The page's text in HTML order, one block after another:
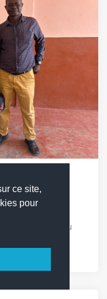
ce site,
pour
3 ont relevé
du LFCDG. Au